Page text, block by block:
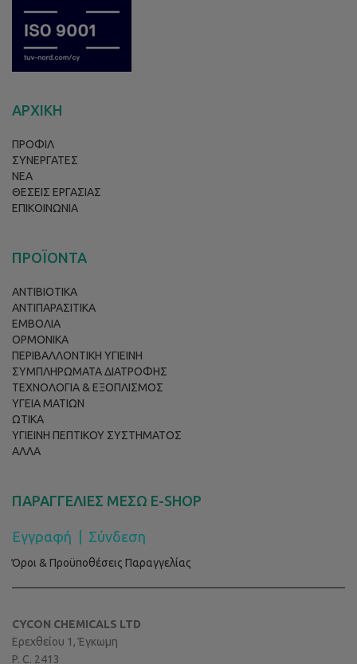
ΑΡΧΙΚΗ
ΠΡΟΦΙΛ
ΣΥΝΕΡΓΑΤΕΣ
ΝΕΑ
ΘΕΣΕΙΣ ΕΡΓΑΣΙΑΣ
ΕΠΙΚΟΙΝΩΝΙΑ
ΠΡΟΪΟΝΤΑ
ΑΝΤΙΒΙΟΤΙΚΑ
ΑΝΤΙΠΑΡΑΣΙΤΙΚΑ
ΕΜΒΟΛΙΑ
ΟΡΜΟΝΙΚΑ
ΠΕΡΙΒΑΛΛΟΝΤΙΚΗ ΥΓΙΕΙΝΗ
ΣΥΜΠΛΗΡΩΜΑΤΑ ΔΙΑΤΡΟΦΗΣ
ΤΕΧΝΟΛΟΓΙΑ & ΕΞΟΠΛΙΣΜΟΣ
ΥΓΕΙΑ ΜΑΤΙΩΝ
ΩΤΙΚΑ
ΥΓΙΕΙΝΗ ΠΕΠΤΙΚΟΥ ΣΥΣΤΗΜΑΤΟΣ
ΑΛΛΑ
ΠΑΡΑΓΓΕΛΙΕΣ ΜΕΣΩ E-SHOP
Εγγραφή Σύνδεση
Όροι & Προϋποθέσεις Παραγγελίας
CYCON CHEMICALS LTD
Ερεχθείου 1, Έγκωμη
P. C. 2413